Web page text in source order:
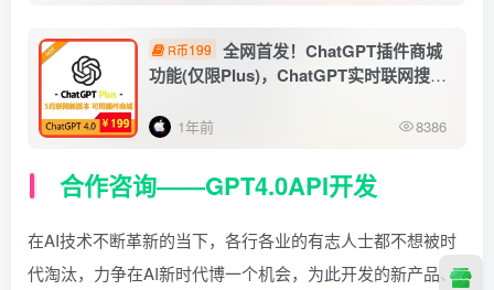
R币199 全网首发！ChatGPT插件商城
功能(仅限Plus)，ChatGPT实时联网搜索
199￥ | 美国信用卡开通 | 手工注册 | 遇封
1年前 8386
合作咨询——GPT4.0API开发
在AI技术不断革新的当下，各行各业的有志人士都不想被时
代淘汰，力争在AI新时代博一个机会，为此开发的新产品、